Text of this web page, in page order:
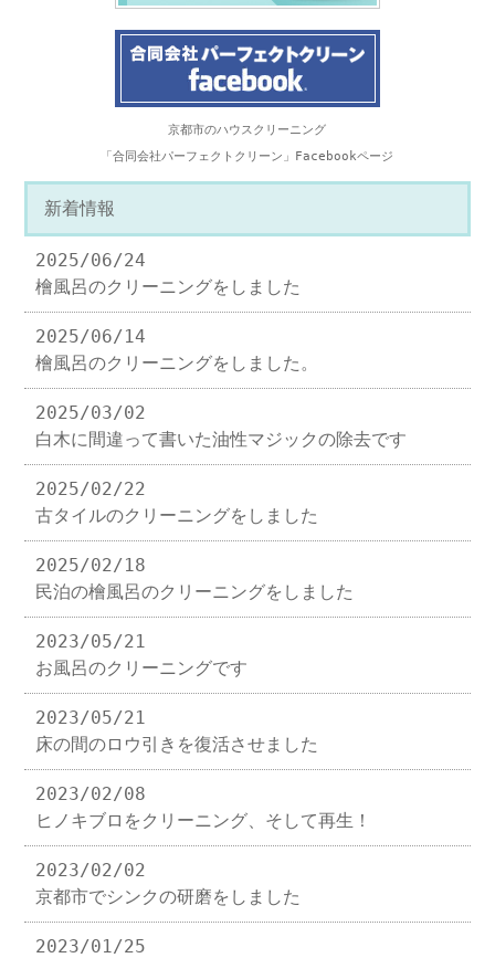
京都市のハウスクリーニング
「合同会社パーフェクトクリーン」Facebookページ
新着情報
2025/06/24
檜風呂のクリーニングをしました
2025/06/14
檜風呂のクリーニングをしました。
2025/03/02
白木に間違って書いた油性マジックの除去です
2025/02/22
古タイルのクリーニングをしました
2025/02/18
民泊の檜風呂のクリーニングをしました
2023/05/21
お風呂のクリーニングです
2023/05/21
床の間のロウ引きを復活させました
2023/02/08
ヒノキブロをクリーニング、そして再生！
2023/02/02
京都市でシンクの研磨をしました
2023/01/25